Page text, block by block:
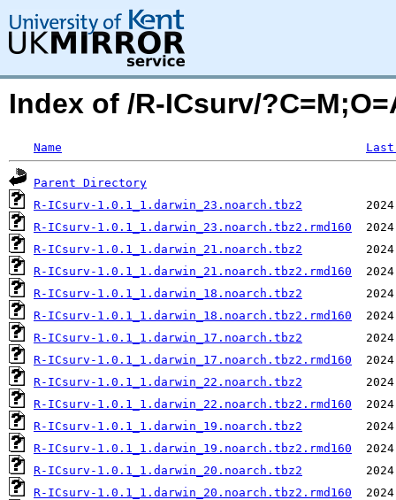
Index of /R-ICsurv/
Name
Parent Directory
R-ICsurv-1.0.1_1.darwin_23.noarch.tbz2
R-ICsurv-1.0.1_1.darwin_23.noarch.tbz2.rmd160
R-ICsurv-1.0.1_1.darwin_21.noarch.tbz2
R-ICsurv-1.0.1_1.darwin_21.noarch.tbz2.rmd160
R-ICsurv-1.0.1_1.darwin_18.noarch.tbz2
R-ICsurv-1.0.1_1.darwin_18.noarch.tbz2.rmd160
R-ICsurv-1.0.1_1.darwin_17.noarch.tbz2
R-ICsurv-1.0.1_1.darwin_17.noarch.tbz2.rmd160
R-ICsurv-1.0.1_1.darwin_22.noarch.tbz2
R-ICsurv-1.0.1_1.darwin_22.noarch.tbz2.rmd160
R-ICsurv-1.0.1_1.darwin_19.noarch.tbz2
R-ICsurv-1.0.1_1.darwin_19.noarch.tbz2.rmd160
R-ICsurv-1.0.1_1.darwin_20.noarch.tbz2
R-ICsurv-1.0.1_1.darwin_20.noarch.tbz2.rmd160